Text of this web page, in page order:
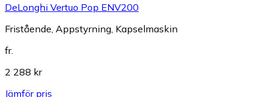
DeLonghi Vertuo Pop ENV200
Fristående, Appstyrning, Kapselmaskin
fr.
2 288 kr
Jämför pris